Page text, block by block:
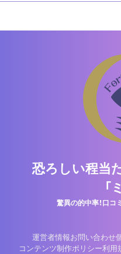
恐ろしい程当
「
驚異の的中率！口コ
運営者情報お問い合わせ
コンテンツ制作ポリシー利用